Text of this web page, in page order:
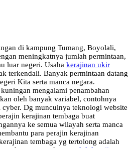
di kampung Tumang, Boyolali,
meningkatnya jumlah permintaan,
luar negeri. Usaha kerajinan ukir
terkendali. Banyak permintaan datang
Kita serta manca negara.
mengalami penambahan
oleh banyak variabel, contohnya
Dg munculnya teknologi website
kerajinan tembaga buat
ke semua wilayah serta manca
para perajin kerajinan
tembaga yg tertolong adalah